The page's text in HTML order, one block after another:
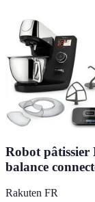
Robot pâtissier
balance
Rakuten FR